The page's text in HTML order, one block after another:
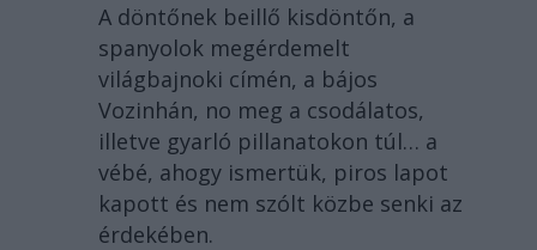
A döntőnek beillő kisdöntőn, a
spanyolok megérdemelt
világbajnoki címén, a bájos
Vozinhán, no meg a csodálatos,
illetve gyarló pillanatokon túl… a
vébé, ahogy ismertük, piros lapot
kapott és nem szólt közbe senki az
érdekében.